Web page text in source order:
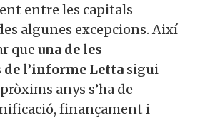
entre les capitals
algunes excepcions. Així
que una de les
de l’informe Letta sigui
anys s’ha de
finançament i